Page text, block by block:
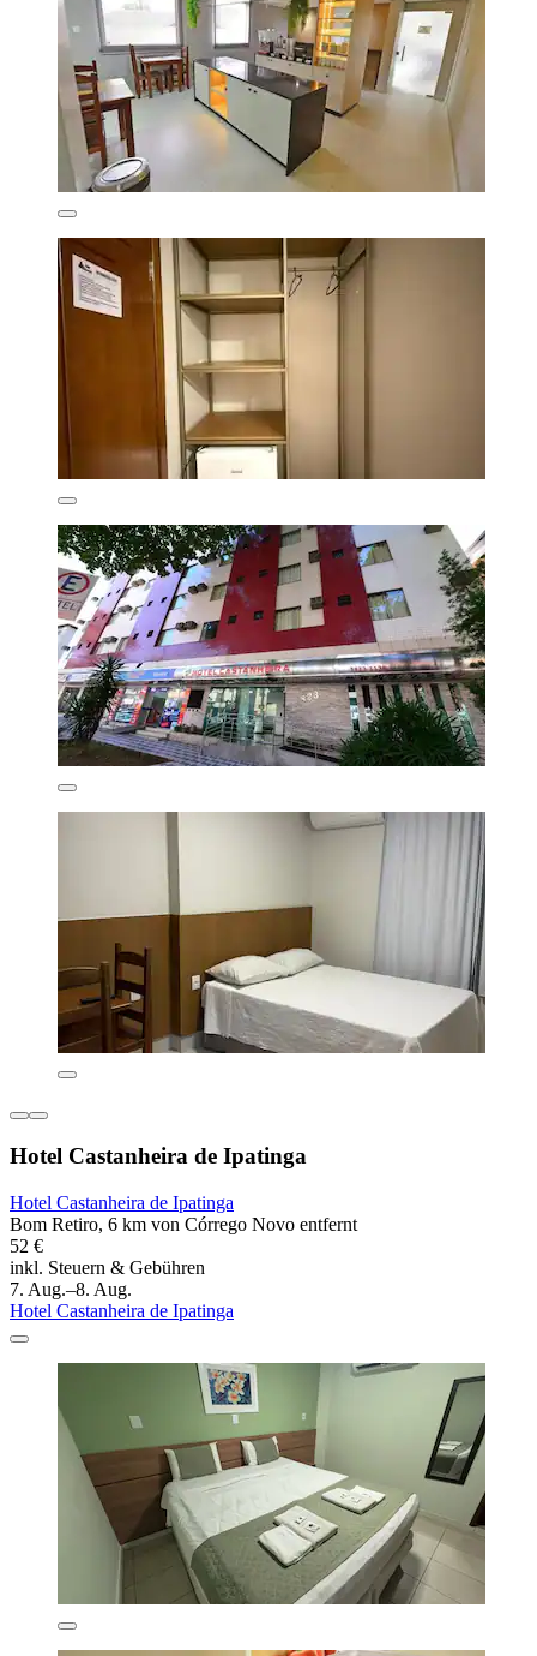
Hotel Castanheira de Ipatinga
Hotel Castanheira de Ipatinga
Bom Retiro, 6 km von Córrego Novo entfernt
52 €
inkl. Steuern & Gebühren
7. Aug.–8. Aug.
Hotel Castanheira de Ipatinga